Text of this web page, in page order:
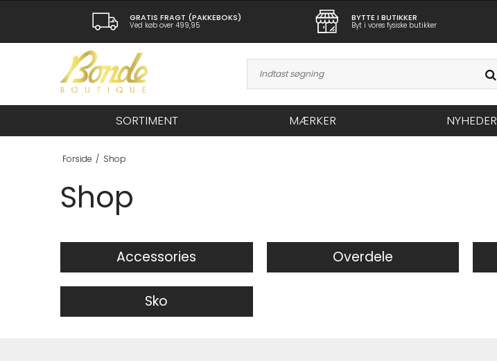
GRATIS FRAGT (PAKKEBOKS)
Ved køb over 499,95
BYTTE I BUTIKKER
Byt i vores fysiske butikker
SORTIMENT MÆRKER NYHEDER
Forside / Shop
Shop
Accessories Overdele
Sko